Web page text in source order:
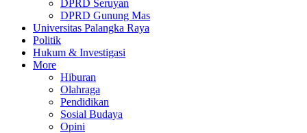
DPRD Seruyan
DPRD Gunung Mas
Universitas Palangka Raya
Politik
Hukum & Investigasi
More
Hiburan
Olahraga
Pendidikan
Sosial Budaya
Opini